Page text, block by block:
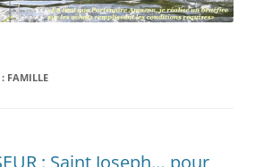
: FAMILLE
: Saint Joseph… pour